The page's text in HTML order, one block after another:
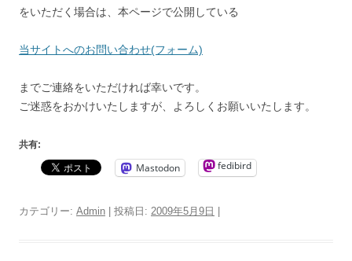
をいただく場合は、本ページで公開している
当サイトへのお問い合わせ(フォーム)
までご連絡をいただければ幸いです。
ご迷惑をおかけいたしますが、よろしくお願いいたします。
共有:
Mastodon fedibird
カテゴリー: Admin | 投稿日: 2009年5月9日 |